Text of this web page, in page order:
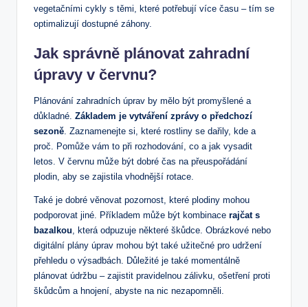
vegetačními cykly s těmi, které potřebují více času – tím se
optimalizují dostupné záhony.
Jak správně plánovat zahradní
úpravy v červnu?
Plánování zahradních úprav by mělo být promyšlené a
důkladné. Základem je vytváření zprávy o předchozí
sezoně. Zaznamenejte si, které rostliny se dařily, kde a
proč. Pomůže vám to při rozhodování, co a jak vysadit
letos. V červnu může být dobré čas na přeuspořádání
plodin, aby se zajistila vhodnější rotace.
Také je dobré věnovat pozornost, které plodiny mohou
podporovat jiné. Příkladem může být kombinace rajčat s
bazalkou, která odpuzuje některé škůdce. Obrázkové nebo
digitální plány úprav mohou být také užitečné pro udržení
přehledu o výsadbách. Důležité je také momentálně
plánovat údržbu – zajistit pravidelnou zálivku, ošetření proti
škůdcům a hnojení, abyste na nic nezapomněli.